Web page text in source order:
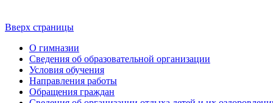
Вверх страницы
О гимназии
Сведения об образовательной организации
Условия обучения
Направления работы
Обращения граждан